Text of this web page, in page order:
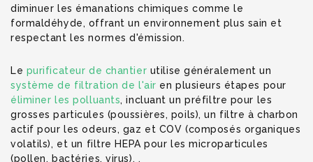
diminuer les émanations chimiques comme le
formaldéhyde, offrant un environnement plus sain et
respectant les normes d'émission.
Le purificateur de chantier utilise généralement un
système de filtration de l'air en plusieurs étapes pour
éliminer les polluants, incluant un préfiltre pour les
grosses particules (poussières, poils), un filtre à charbon
actif pour les odeurs, gaz et COV (composés organiques
volatils), et un filtre HEPA pour les microparticules
(pollen, bactéries, virus). .